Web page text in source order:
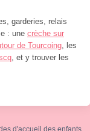
garderies, relais
: une crèche sur
de Tourcoing, les
, et y trouver les
d'accueil des enfants